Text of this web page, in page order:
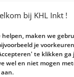
bij KHL Inkt !
helpen, maken we
je
te klikken
wel en niet mogen
Kempische
BE0862447190
261499